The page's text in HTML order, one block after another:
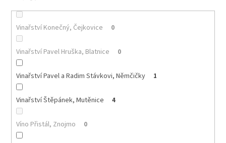
Vinařství Konečný, Čejkovice 0
Vinařství Pavel Hruška, Blatnice 0
Vinařství Pavel a Radim Stávkovi, Němčičky 1
Vinařství Štěpánek, Mutěnice 4
Víno Přistál, Znojmo 0